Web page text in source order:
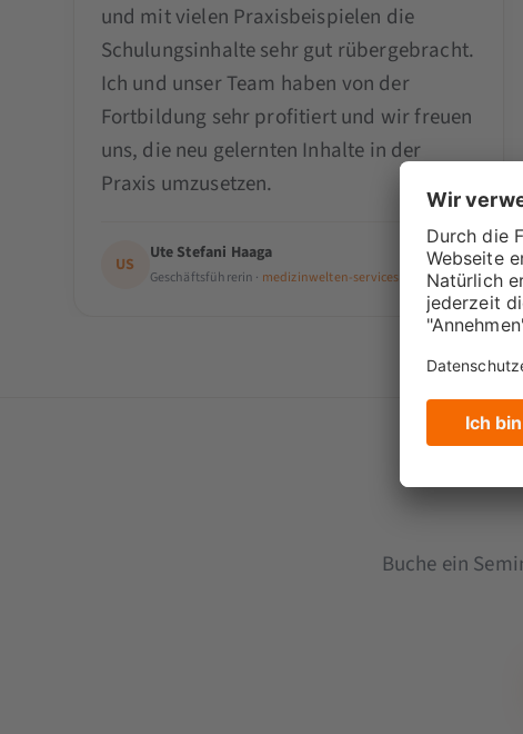
und mit vielen Praxisbeispielen die
Schulungsinhalte sehr gut rübergebracht.
Ich und unser Team haben von der
Fortbildung sehr profitiert und wir freuen
uns, die neu gelernten Inhalte in der
Praxis umzusetzen.
US
Ute Stefani Haaga
Geschäftsführerin · medizinwelten-services GmbH
Buche ein